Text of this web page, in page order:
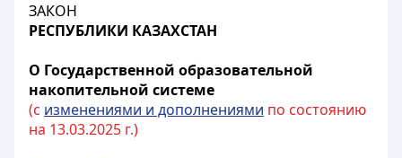
ЗАКОН
РЕСПУБЛИКИ КАЗАХСТАН
О Государственной образовательной
накопительной системе
(с изменениями и дополнениями по состоянию
на 13.03.2025 г.)